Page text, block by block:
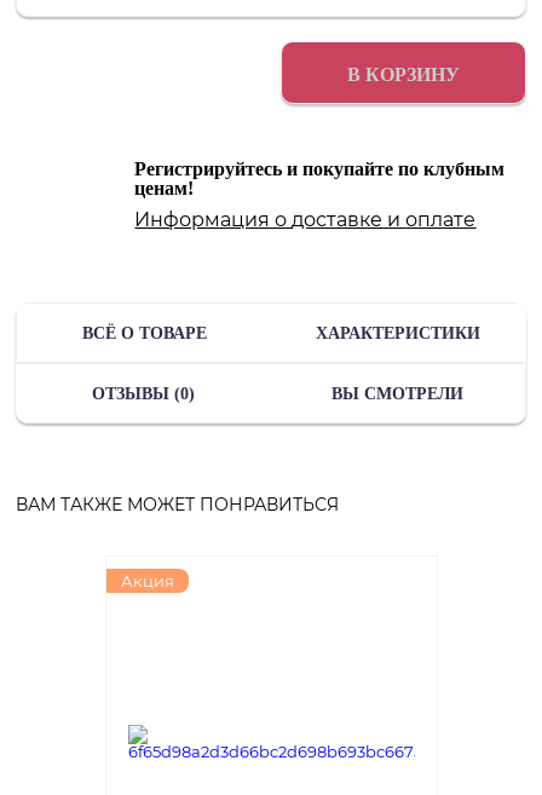
В КОРЗИНУ
Регистрируйтесь и покупайте по клубным
ценам!
Информация одоставке иоплате
ВСЁ О ТОВАРЕ ХАРАКТЕРИСТИКИ
ОТЗЫВЫ (0) ВЫ СМОТРЕЛИ
ВАМ ТАКЖЕ МОЖЕТ ПОНРАВИТЬСЯ
Акция